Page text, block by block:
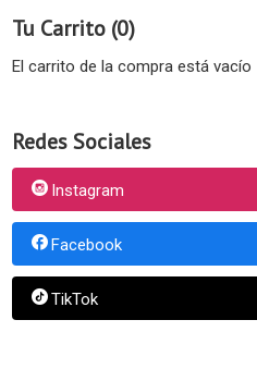
Tu Carrito (0)
El carrito de la compra está vacío
Redes Sociales
Instagram
Facebook
TikTok